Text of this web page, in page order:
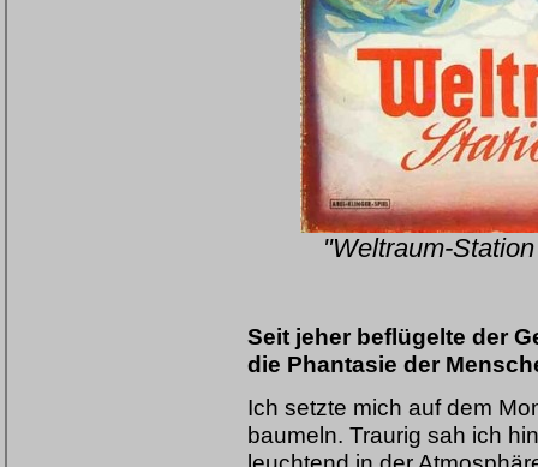
"Weltraum-
Seit jeher beflügelte der
die Phantasie der
Ich setzte mich auf dem
baumeln. Traurig sah ich